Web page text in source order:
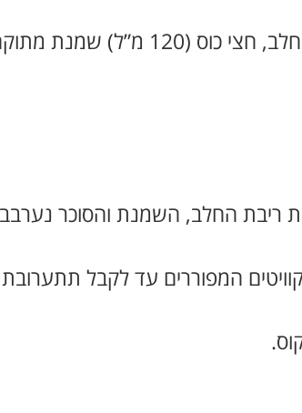
250 גרם ביסקוויטים, כף סוכר, 4 כפות ריבת חלב, חצי כוס (120 מ”ל)
ריבת החלב, השמנת והסוכר נערבב
המפוררים עד לקבל תתערובת